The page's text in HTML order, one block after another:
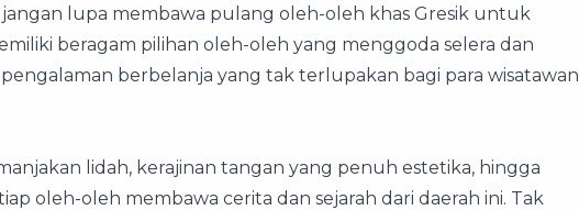
lupa membawa pulang oleh-oleh khas Gresik untuk
beragam pilihan oleh-oleh yang menggoda selera dan
berbelanja yang tak terlupakan bagi para wisatawan
lidah, kerajinan tangan yang penuh estetika, hingga
oleh-oleh membawa cerita dan sejarah dari daerah ini. Tak